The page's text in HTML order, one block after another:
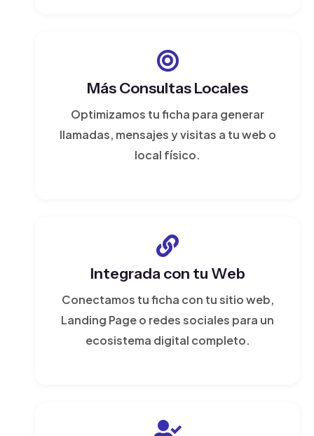
Más Consultas Locales
Optimizamos tu ficha para generar
llamadas, mensajes y visitas a tu web o
local físico.
Integrada con tu Web
Conectamos tu ficha con tu sitio web,
Landing Page o redes sociales para un
ecosistema digital completo.